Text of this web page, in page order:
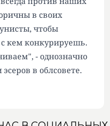
в своих
чтобы
с кем конкурируешь.
- однозначно
в облсовете.